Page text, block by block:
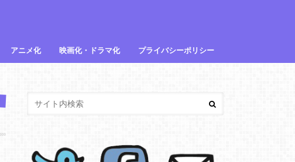
アニメ化 映画化・ドラマ化 プライバシーポリシー